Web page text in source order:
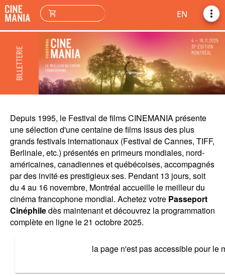
Depuis 1995, le Festival de films CINEMANIA présente
une sélection d'une centaine de films issus des plus
grands festivals internationaux (Festival de Cannes, TIFF,
Berlinale, etc.) présentés en primeurs mondiales, nord-
américaines, canadiennes et québécoises, accompagnés
par des invité·es prestigieux·ses. Pendant 13 jours, soit
du 4 au 16 novembre, Montréal accueille le meilleur du
cinéma francophone mondial. Achetez votre Passeport
Cinéphiledès maintenant et découvrez la programmation
complète en ligne le 21 octobre 2025.
more_vert
EN
shopping_cart
la page n'est pas accessible pour le